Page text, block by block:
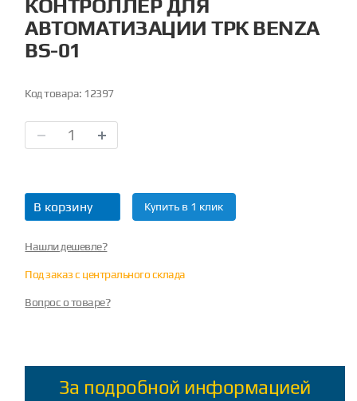
КОНТРОЛЛЕР ДЛЯ
АВТОМАТИЗАЦИИ ТРК BENZA
BS-01
Код товара: 12397
В корзину Купить в 1 клик
Нашли дешевле?
Под заказ с центрального склада
Вопрос о товаре?
За подробной информацией